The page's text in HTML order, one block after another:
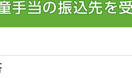
手当の振込先を